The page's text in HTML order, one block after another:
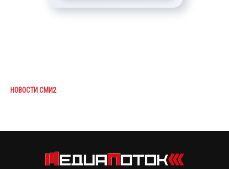
НОВОСТИ СМИ2